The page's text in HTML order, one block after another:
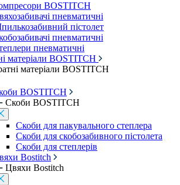
BOSTITCH
пневматичні
пістолет
пневматичні
пневматичні
матеріали BOSTITCH
матеріали BOSTITCH
BOSTITCH
Скоби BOSTITCH
Скоби для пакувального степлера
Скоби для скобозабивного пістолета
Скоби для степлерів
Bostitch
Цвяхи Bostitch